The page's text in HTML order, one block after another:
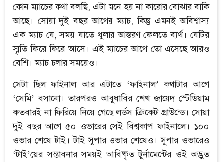
কোন ম্যাচের কথা বলছি, এটা মনে হয় না কারোর বোঝার বাকি
আছে। সোয়া দুই বছর আগের ম্যাচ, কিন্তু এমনই অবিশ্বাস্য
এক ম্যাচ যে, সময় যাতে ধুলার আস্তরণ ফেলতে ব্যর্থ। যেটির
স্মৃতি ফিরে ফিরে আসে। এই ম্যাচের আগে তো এসেছে আরও
বেশি। ম্যাচ চলার সময়েও।
সেটা ছিল ফাইনাল আর এটাতে ‘ফাইনাল’ কথাটার আগে
‘সেমি’ বসানো। তারপরও আবুধাবির শেখ জায়েদ স্টেডিয়াম
কতবারই না ফিরিয়ে নিয়ে গেছে লর্ডস ক্রিকেট গ্রাউন্ডে। সোয়া
দুই বছর আগে ৫০ ওভারের সেই বিশ্বকাপ ফাইনালে। ১০০
ওভার শেষে টাই। টাই সুপার ওভার শেষেও। সুপার ওভারেও
‘টাই’য়ের সম্ভাবনার সময়ই আবিষ্কৃত টুর্নামেন্টের ওই অদ্ভুত